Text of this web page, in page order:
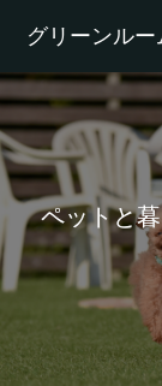
グリーンルー
ペットと